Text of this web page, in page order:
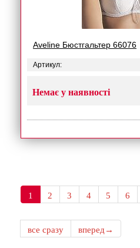
Aveline Бюстгальтер 66076
Артикул:
Немає у наявності
1 2 3 4 5 6
все сразу
вперед→